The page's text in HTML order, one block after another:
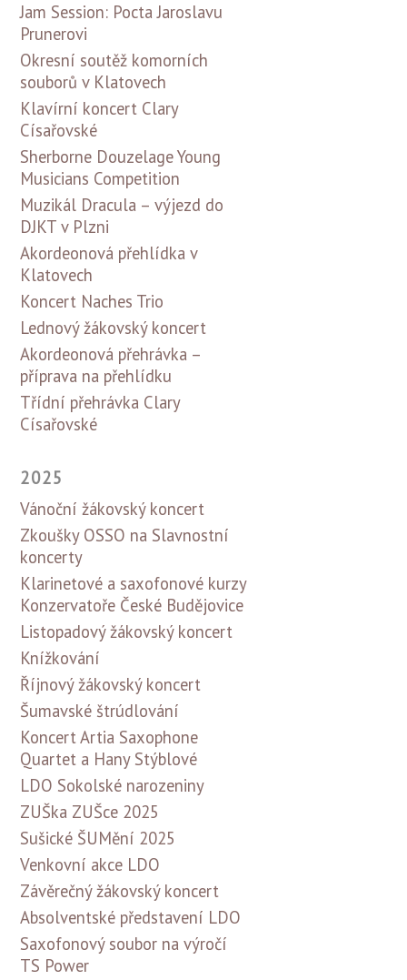
Jam Session: Pocta Jaroslavu
Prunerovi
Okresní soutěž komorních
souborů v Klatovech
Klavírní koncert Clary
Císařovské
Sherborne Douzelage Young
Musicians Competition
Muzikál Dracula – výjezd do
DJKT v Plzni
Akordeonová přehlídka v
Klatovech
Koncert Naches Trio
Lednový žákovský koncert
Akordeonová přehrávka –
příprava na přehlídku
Třídní přehrávka Clary
Císařovské
2025
Vánoční žákovský koncert
Zkoušky OSSO na Slavnostní
koncerty
Klarinetové a saxofonové kurzy
Konzervatoře České Budějovice
Listopadový žákovský koncert
Knížkování
Říjnový žákovský koncert
Šumavské štrúdlování
Koncert Artia Saxophone
Quartet a Hany Stýblové
LDO Sokolské narozeniny
ZUŠka ZUŠce 2025
Sušické ŠUMění 2025
Venkovní akce LDO
Závěrečný žákovský koncert
Absolventské představení LDO
Saxofonový soubor na výročí
TS Power